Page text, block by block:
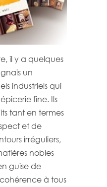
il y a quelques
un
industriels qui
fine. Ils
tant en termes
et de
irréguliers,
nobles
guise de
à tous